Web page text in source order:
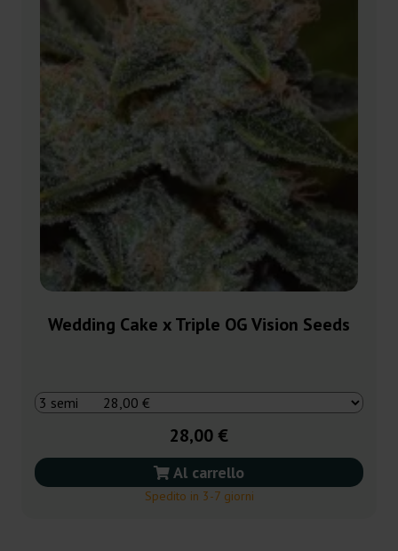
Wedding Cake x Triple OG Vision Seeds
28,00 €
Al carrello
Spedito in 3-7 giorni